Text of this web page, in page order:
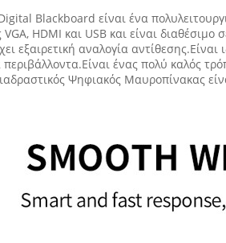
Blackboard είναι ένα
HDMI και USB και είναι διαθέσιμο
εξαιρετική αναλογία
περιβάλλοντα.Είναι ένας πολύ καλός
Ψηφιακός Μαυροπίνακας